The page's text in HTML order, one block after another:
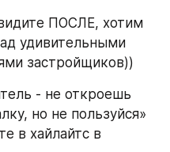
ПОСЛЕ, хотим
удивительными
застройщиков))
- не откроешь
но не пользуйся»
в хайлайтс в